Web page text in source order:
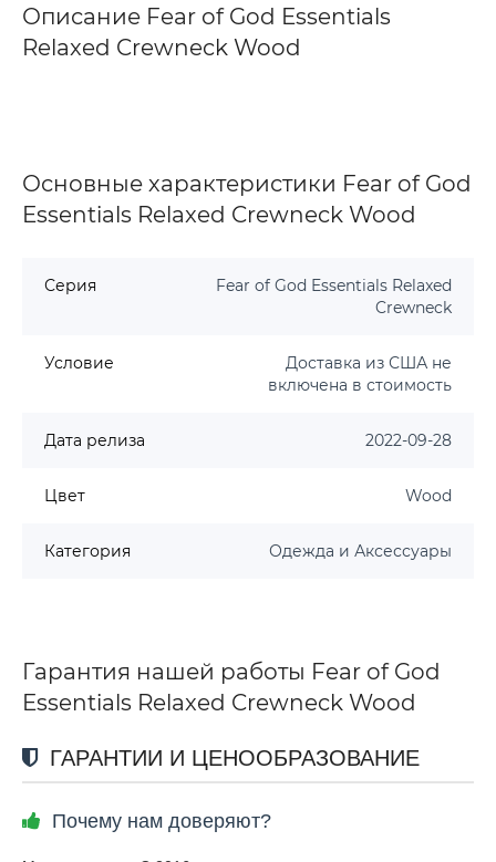
Описание Fear of God Essentials
Relaxed Crewneck Wood
Основные характеристики Fear of God
Essentials Relaxed Crewneck Wood
Серия
Fear of God Essentials Relaxed
Crewneck
Условие
Доставка из США не
включена в стоимость
Дата релиза 2022-09-28
Цвет Wood
Категория Одежда и Аксессуары
Гарантия нашей работы Fear of God
Essentials Relaxed Crewneck Wood
ГАРАНТИИ И ЦЕНООБРАЗОВАНИЕ
Почему нам доверяют?